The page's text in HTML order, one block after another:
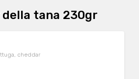
tana 230gr
cheddar